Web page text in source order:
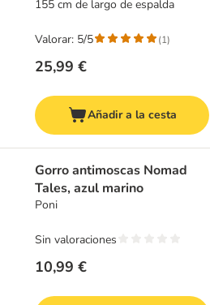
155 cm de largo de espalda
25,99 €
Valorar: 5/5 (1)
Añadir a la cesta
Gorro antimoscas Nomad
Tales, azul marino
Poni
10,99 €
Sin valoraciones